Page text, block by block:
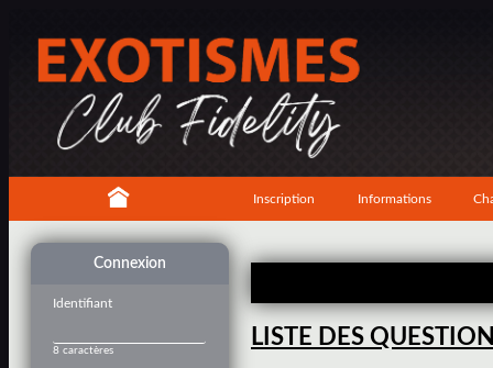
Inscription Informations
Connexion
Identifiant
8 caractères
LISTE DES